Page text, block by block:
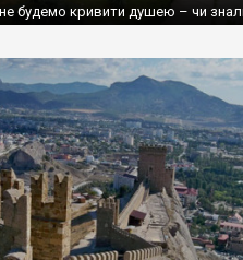
будемо кривити душею – чи